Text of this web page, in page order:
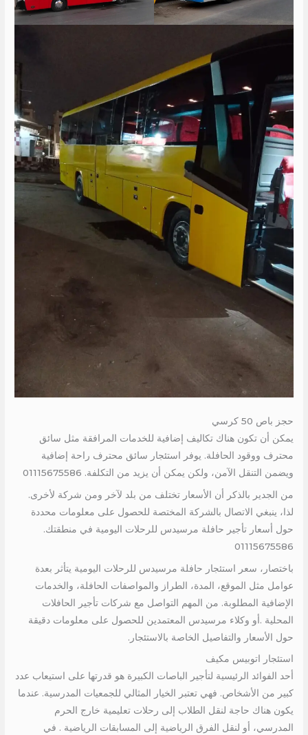
حجز باص 50 كرسي
يمكن أن تكون هناك تكاليف إضافية للخدمات المرافقة مثل سائق
محترف ووقود الحافلة. يوفر استئجار سائق محترف راحة إضافية
ويضمن التنقل الآمن، ولكن يمكن أن يزيد من التكلفة. 01115675586
من الجدير بالذكر أن الأسعار تختلف من بلد لآخر ومن شركة لأخرى.
لذا، ينبغي الاتصال بالشركة المختصة للحصول على معلومات محددة
حول أسعار تأجير حافلة مرسيدس للرحلات اليومية في منطقتك.
01115675586
باختصار، سعر استئجار حافلة مرسيدس للرحلات اليومية يتأثر بعدة
عوامل مثل الموقع، المدة، الطراز والمواصفات الحافلة، والخدمات
الإضافية المطلوبة. من المهم التواصل مع شركات تأجير الحافلات
المحلية .أو وكلاء مرسيدس المعتمدين للحصول على معلومات دقيقة
حول الأسعار والتفاصيل الخاصة بالاستئجار.
استئجار اتوبيس مكيف
أحد الفوائد الرئيسية لتأجير الباصات الكبيرة هو قدرتها على استيعاب عدد
كبير من الأشخاص. فهي تعتبر الخيار المثالي للجمعيات المدرسية. عندما
يكون هناك حاجة لنقل الطلاب إلى رحلات تعليمية خارج الحرم
المدرسي، أو لنقل الفرق الرياضية إلى المسابقات الرياضية . في